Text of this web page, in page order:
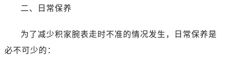
二、日常保养
为了减少积家腕表走时不准的情况发生，日常保养是
必不可少的：